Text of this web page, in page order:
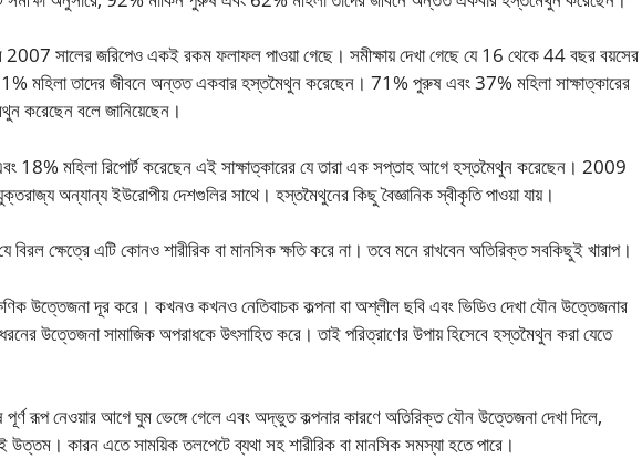
2007 সালের জরিপেও একই রকম ফলাফল পাওয়া গেছে। সমীক্ষায় দেখা গেছে যে 16 থেকে 44 বছর বয়সের
মহিলা তাদের জীবনে অন্তত একবার হস্তমৈথুন করেছেন। 71% পুরুষ এবং 37% মহিলা সাক্ষাত্কারের
করেছেন বলে জানিয়েছেন।
18% মহিলা রিপোর্ট করেছেন এই সাক্ষাত্কারের যে তারা এক সপ্তাহ আগে হস্তমৈথুন করেছেন। 2009
অন্যান্য ইউরোপীয় দেশগুলির সাথে। হস্তমৈথুনের কিছু বৈজ্ঞানিক স্বীকৃতি পাওয়া যায়।
বিরল ক্ষেত্রে এটি কোনও শারীরিক বা মানসিক ক্ষতি করে না। তবে মনে রাখবেন অতিরিক্ত সবকিছুই খারাপ।
উত্তেজনা দূর করে। কখনও কখনও নেতিবাচক কল্পনা বা অশ্লীল ছবি এবং ভিডিও দেখা যৌন উত্তেজনার
উত্তেজনা সামাজিক অপরাধকে উৎসাহিত করে। তাই পরিত্রাণের উপায় হিসেবে হস্তমৈথুন করা যেতে
রূপ নেওয়ার আগে ঘুম ভেঙ্গে গেলে এবং অদ্ভুত কল্পনার কারণে অতিরিক্ত যৌন উত্তেজনা দেখা দিলে,
উত্তম। কারন এতে সাময়িক তলপেটে ব্যথা সহ শারীরিক বা মানসিক সমস্যা হতে পারে।